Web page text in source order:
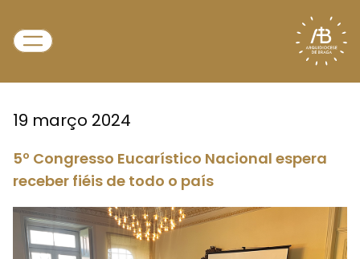
19 março 2024
5º Congresso Eucarístico Nacional espera
receber fiéis de todo o país